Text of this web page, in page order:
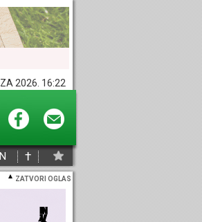
2026. 16:22
†
ZATVORI OGLAS